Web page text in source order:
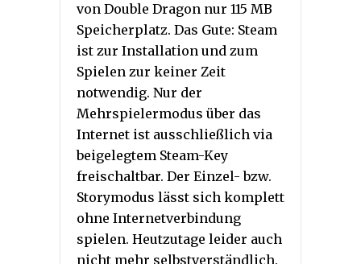
von Double Dragon nur 115 MB
Speicherplatz. Das Gute: Steam
ist zur Installation und zum
Spielen zur keiner Zeit
notwendig. Nur der
Mehrspielermodus über das
Internet ist ausschließlich via
beigelegtem Steam-Key
freischaltbar. Der Einzel- bzw.
Storymodus lässt sich komplett
ohne Internetverbindung
spielen. Heutzutage leider auch
nicht mehr selbstverständlich.